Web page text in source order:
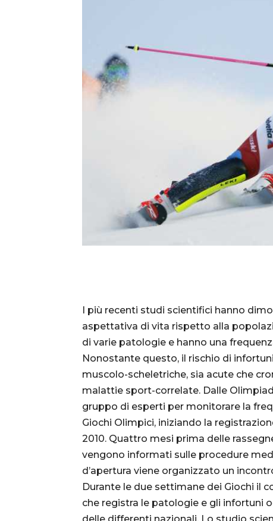
I più recenti studi scientifici hanno
aspettativa di vita rispetto alla
di varie patologie e hanno una
Nonostante questo, il rischio di
muscolo-scheletriche, sia acute che
malattie sport-correlate. Dalle
gruppo di esperti per monitorare la
Giochi Olimpici, iniziando la
2010. Quattro mesi prima delle
vengono informati sulle procedure
d’apertura viene organizzato un
Durante le due settimane dei Giochi il
che registra le patologie e gli infortuni